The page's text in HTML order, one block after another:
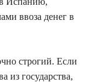
ввоза денег в
строгий. Если
из государства,